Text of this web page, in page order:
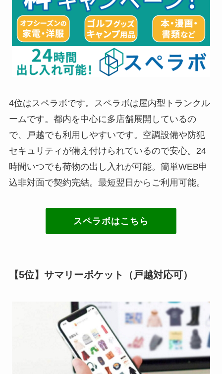
4位はスペラボです。スペラボは屋内型トランクル
ームです。都内を中心に多店舗展開しているの
で、戸越でも利用しやすいです。空調設備や防犯
セキュリティが備え付けられているので安心。24
時間いつでも荷物の出し入れが可能。簡単WEB申
込非対面で契約完結。最短翌日からご利用可能。
スペラボはこちら
【5位】サマリーポケット（戸越対応可）